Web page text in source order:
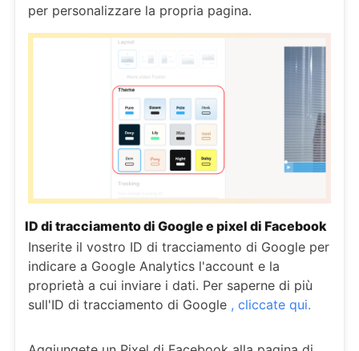
per personalizzare la propria pagina.
ID di tracciamento di Google e pixel di Facebook
Inserite il vostro ID di tracciamento di Google per
indicare a Google Analytics l'account e la
proprietà a cui inviare i dati. Per saperne di più
sull'ID di tracciamento di Google , cliccate qui.